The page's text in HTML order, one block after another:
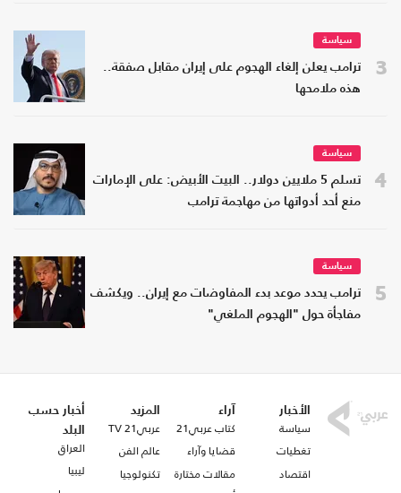
3
سياسة
ترامب يعلن إلغاء الهجوم على إيران مقابل صفقة..
هذه ملامحها
4
سياسة
تسلم 5 ملايين دولار.. البيت الأبيض: على الإمارات
منع أحد أدواتها من مهاجمة ترامب
5
سياسة
ترامب يحدد موعد بدء المفاوضات مع إيران.. ويكشف
مفاجأة حول "الهجوم الملغي"
الأخبار
سياسة
تغطيات
اقتصاد
آراء
كتاب عربي21
قضايا وآراء
مقالات مختارة
المزيد
عربي21 TV
عالم الفن
تكنولوجيا
أخبار حسب
البلد
العراق
ليبيا